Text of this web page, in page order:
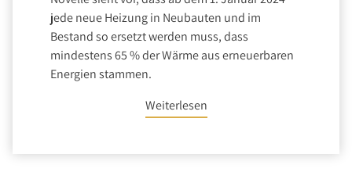
jede neue Heizung in Neubauten und im
Bestand so ersetzt werden muss, dass
mindestens 65 % der Wärme aus erneuerbaren
Energien stammen.
Weiterlesen